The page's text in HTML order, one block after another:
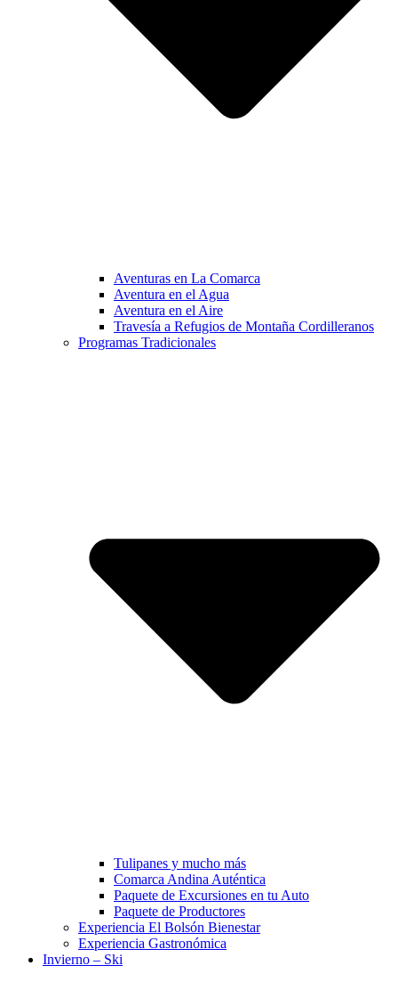
Aventuras en La Comarca
Aventura en el Agua
Aventura en el Aire
Travesía a Refugios de Montaña Cordilleranos
Programas Tradicionales
Tulipanes y mucho más
Comarca Andina Auténtica
Paquete de Excursiones en tu Auto
Paquete de Productores
Experiencia El Bolsón Bienestar
Experiencia Gastronómica
Invierno – Ski